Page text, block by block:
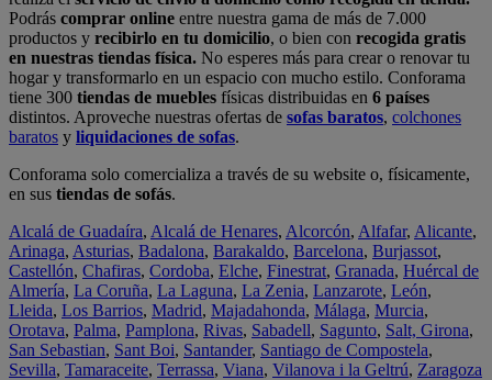
Podrás comprar online entre nuestra gama de más de 7.000
productos y recibirlo en tu domicilio, o bien con recogida gratis
en nuestras tiendas física. No esperes más para crear o renovar tu
hogar y transformarlo en un espacio con mucho estilo. Conforama
tiene 300 tiendas de muebles físicas distribuidas en 6 países
distintos. Aproveche nuestras ofertas de sofas baratos, colchones
baratos y liquidaciones de sofas.
Conforama solo comercializa a través de su website o, físicamente,
en sus tiendas de sofás.
Alcalá de Guadaíra, Alcalá de Henares, Alcorcón, Alfafar, Alicante,
Arinaga, Asturias, Badalona, Barakaldo, Barcelona, Burjassot,
Castellón, Chafiras, Cordoba, Elche, Finestrat, Granada, Huércal de
Almería, La Coruña, La Laguna, La Zenia, Lanzarote, León,
Lleida, Los Barrios, Madrid, Majadahonda, Málaga, Murcia,
Orotava, Palma, Pamplona, Rivas, Sabadell, Sagunto, Salt, Girona,
San Sebastian, Sant Boi, Santander, Santiago de Compostela,
Sevilla, Tamaraceite, Terrassa, Viana, Vilanova i la Geltrú, Zaragoza